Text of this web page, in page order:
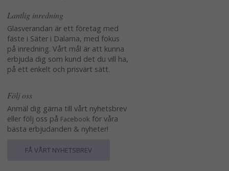
Lantlig inredning
Glasverandan är ett företag med
fäste i Säter i Dalarna, med fokus
på inredning. Vårt mål är att kunna
erbjuda dig som kund det du vill ha,
på ett enkelt och prisvärt sätt.
Följ oss
Anmäl dig gärna till vårt nyhetsbrev
eller följ oss på Facebook för våra
bästa erbjudanden & nyheter!
FÅ VÅRT NYHETSBREV